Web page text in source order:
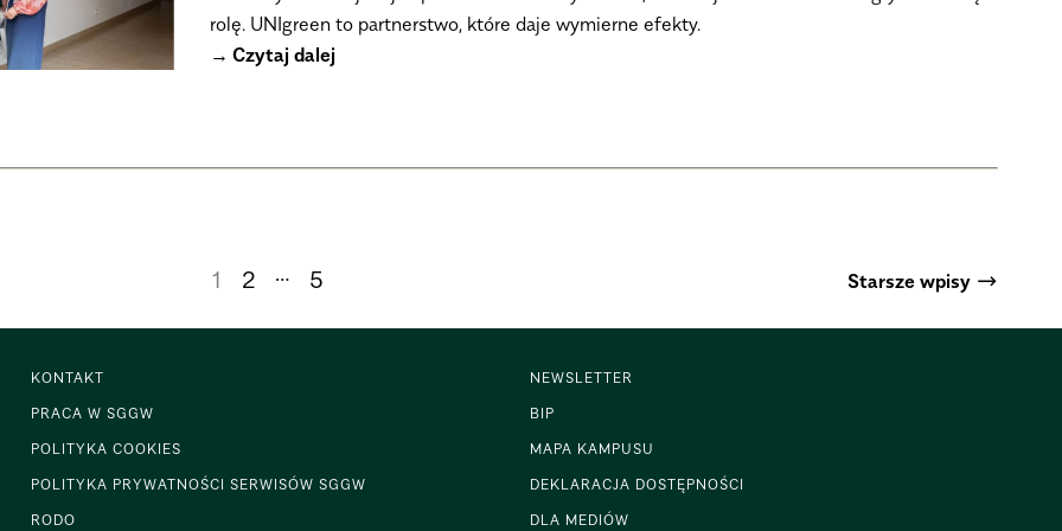
rolę. UNIgreen to partnerstwo, które daje wymierne efekty.
Czytaj dalej
1 2 … 5 Starszewpisy →
KONTAKT
PRACA W SGGW
POLITYKA COOKIES
POLITYKA PRYWATNOŚCI SERWISÓW SGGW
RODO
NEWSLETTER
BIP
MAPA KAMPUSU
DEKLARACJA DOSTĘPNOŚCI
DLA MEDIÓW